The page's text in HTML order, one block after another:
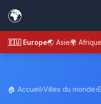
🌍
🇪🇺 Europe🌏 Asie🌍 Afrique
🏠 Accueil›Villes du monde›